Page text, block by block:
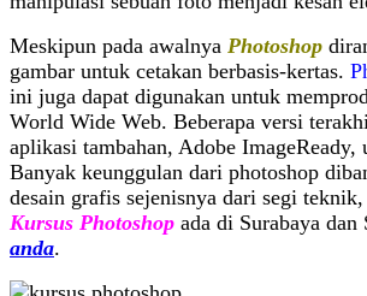
Meskipun pada awalnya Photoshop
gambar untuk cetakan berbasis-kertas.
ini juga dapat digunakan untuk
World Wide Web. Beberapa versi
aplikasi tambahan, Adobe ImageReady,
Banyak keunggulan dari photoshop
desain grafis sejenisnya dari segi
Kursus Photoshop ada di Surabaya
anda.